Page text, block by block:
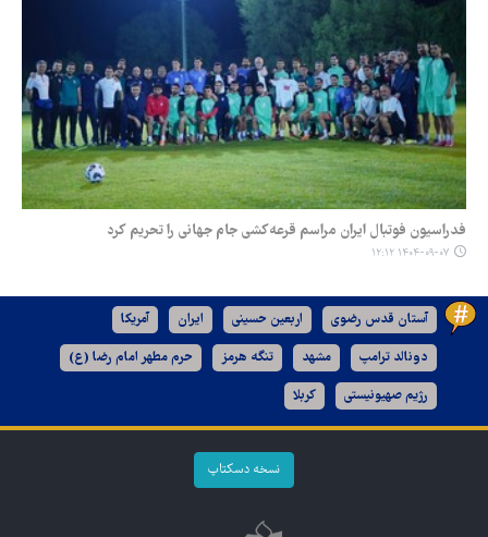
فدراسیون فوتبال ایران مراسم قرعه‌کشی جام جهانی را تحریم کرد
۱۴۰۴-۰۹-۰۷ ۱۲:۱۲
آستان قدس رضوی اربعین حسینی ایران آمریکا
دونالد ترامپ مشهد تنگه هرمز حرم مطهر امام رضا (ع)
رژیم صهیونیستی کربلا
نسخه دسکتاپ